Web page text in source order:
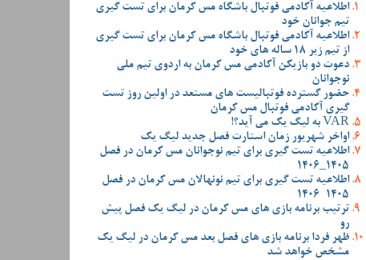
اطلاعیه آکادمی فوتبال باشگاه مس کرمان برای تست گیری
تیم جوانان خود
اطلاعیه آکادمی فوتبال باشگاه مس کرمان برای تست گیری
از تیم زیر 18 ساله های خود
دعوت دو بازیکن آکادمی مس کرمان به اردوی تیم ملی
نوجوانان
حضور گسترده فوتبالیست های مستعد در اولین روز تست
گیری آکادمی فوتبال مس کرمان
VAR به لیگ یک می آید؟!
اواخر شهریور زمان استارت فصل جدید لیگ یک
اطلاعیه تست گیری برای تیم نوجوانان مس کرمان در فصل
1405_1406
اطلاعیه تست گیری برای تیم نونهالان مس کرمان در فصل
1405-1406
ترتیب برنامه بازی های مس کرمان در لیگ یک فصل پیش
رو
ظهر فردا برنامه بازی های فصل بعد مس کرمان در لیگ یک
مشخص خواهد شد